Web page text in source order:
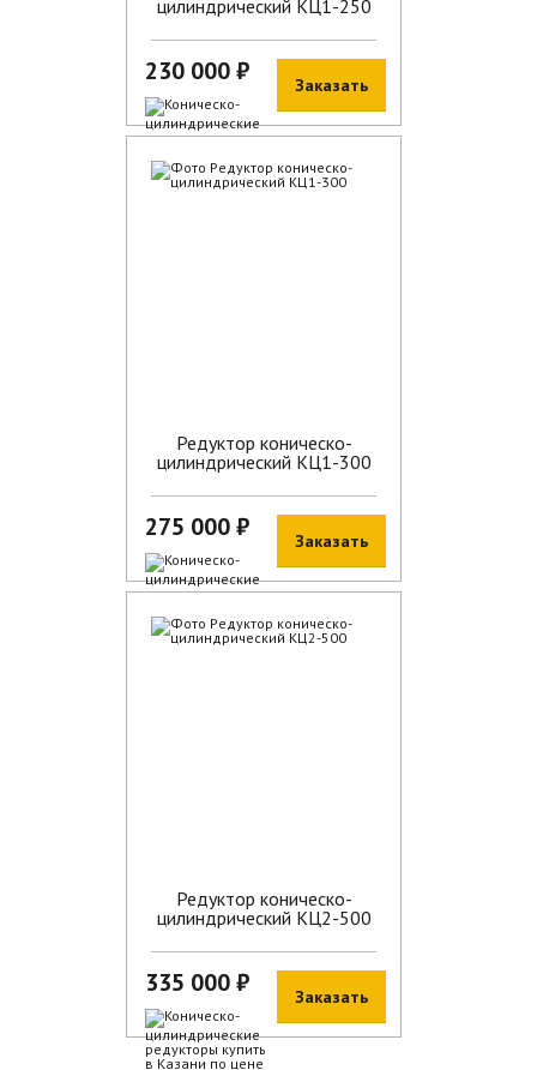
цилиндрический КЦ1-250
230 000 ₽
В наличии
Заказать
Редуктор коническо-
цилиндрический КЦ1-300
275 000 ₽
В наличии
Заказать
Редуктор коническо-
цилиндрический КЦ2-500
335 000 ₽ Заказать